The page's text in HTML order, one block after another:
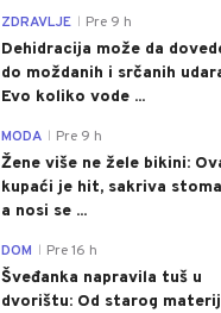
ZDRAVLJE Pre 9 h
Dehidracija može da
do moždanih i srčanih
Evo koliko vode ...
MODA Pre 9 h
Žene više ne žele bikini:
kupaći je hit, sakriva
a nosi se ...
DOM Pre 16 h
Šveđanka napravila tuš u
dvorištu: Od starog